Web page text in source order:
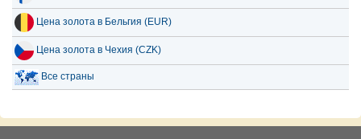
Цена золота в Бельгия (EUR)
Цена золота в Чехия (CZK)
Все страны